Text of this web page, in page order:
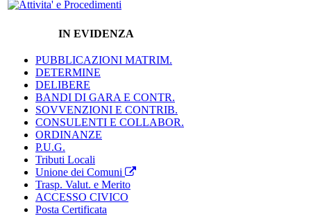
IN EVIDENZA
PUBBLICAZIONI MATRIM.
DETERMINE
DELIBERE
BANDI DI GARA E CONTR.
SOVVENZIONI E CONTRIB.
CONSULENTI E COLLABOR.
ORDINANZE
P.U.G.
Tributi Locali
Unione dei Comuni
Trasp. Valut. e Merito
ACCESSO CIVICO
Posta Certificata